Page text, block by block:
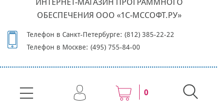
ИНТЕРНЕТ-МАГАЗИН ПРОГРАММНОГО
ОБЕСПЕЧЕНИЯ ООО «1С-МССОФТ.РУ»
Телефон в Санкт-Петербурге: (812) 385-22-22
Телефон в Москве: (495) 755-84-00
0